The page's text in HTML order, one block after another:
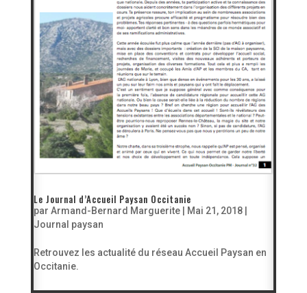
Le Journal d’Accueil Paysan Occitanie
par Armand-Bernard Marguerite| Mai 21, 2018|
Journal paysan
Retrouvez les actualité du réseau Accueil Paysan en
Occitanie.